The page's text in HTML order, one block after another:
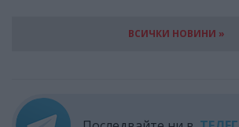
ВСИЧКИ НОВИНИ »